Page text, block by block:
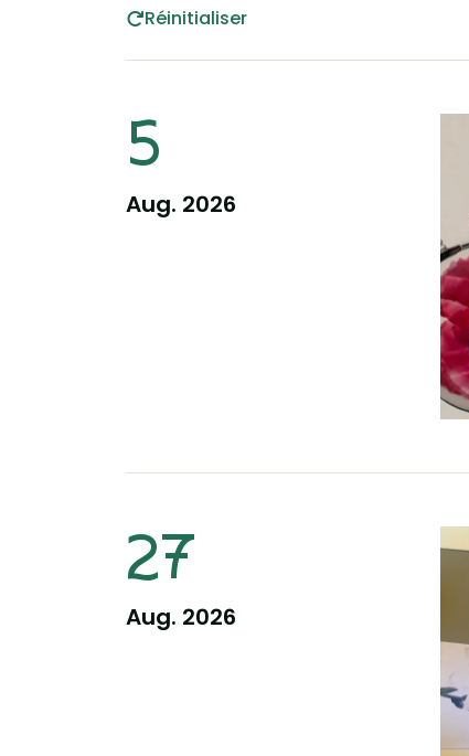
Réinitialiser
Information pour la
5
Aug. 2026
Information pour la
27
Aug. 2026